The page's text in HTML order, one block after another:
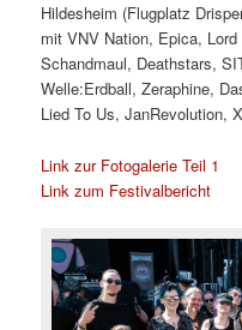
Hildesheim (Flugplatz
mit VNV Nation, Epica,
Schandmaul, Deathstars,
Welle:Erdball, Zeraphine,
Lied To Us, JanRevolution,
Link zur Fotogalerie Teil 1
Link zum Festivalbericht